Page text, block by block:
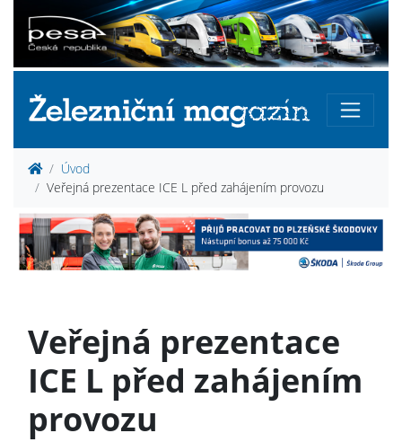
Úvod
Veřejná prezentace ICE L před zahájením provozu
Veřejná prezentace
ICE L před zahájením
provozu